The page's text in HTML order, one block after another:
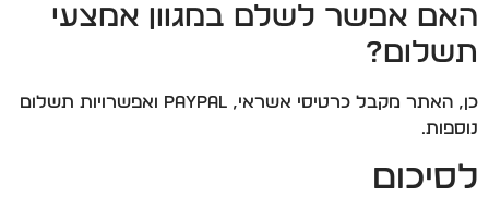
האם אפשר לשלם במגוון אמצעי
תשלום?
כן, האתר מקבל כרטיסי אשראי, PAYPAL ואפשרויות תשלום
נוספות.
לסיכום